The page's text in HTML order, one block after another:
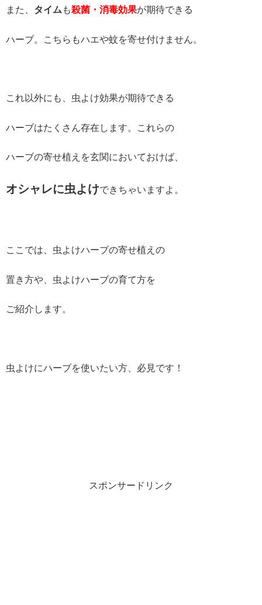
また、 タイム も殺菌・消毒効果が期待できる
ハーブ。こちらもハエや蚊を寄せ付けません。
これ以外にも、虫よけ効果が期待できる
ハーブはたくさん存在します。これらの
ハーブの寄せ植えを玄関においておけば、
オシャレに虫よけできちゃいますよ。
ここでは、虫よけハーブの寄せ植えの
置き方や、虫よけハーブの育て方を
ご紹介します。
虫よけにハーブを使いたい方、必見です！
スポンサードリンク